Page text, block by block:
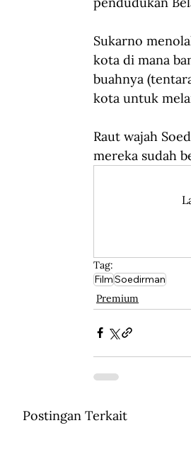
Sukarno
kota di mana
buahnya
kota untuk
Raut wajah
mereka sudah
Tag:
FilmSoedirman
Premium
Postingan Terkait